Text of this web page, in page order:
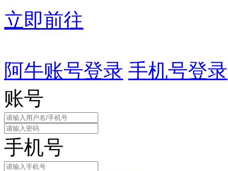
立即前往
阿牛账号登录 手机号登录
账号
手机号